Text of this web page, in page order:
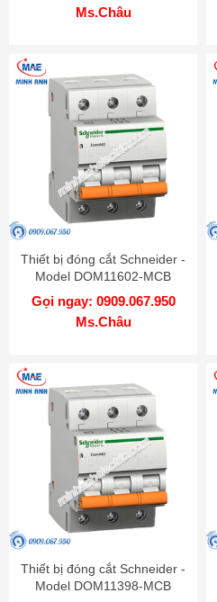
Ms.Châu
Thiết bị đóng cắt Schneider -
Model DOM11602-MCB
Gọi ngay: 0909.067.950
Ms.Châu
Thiết bị đóng cắt Schneider -
Model DOM11398-MCB